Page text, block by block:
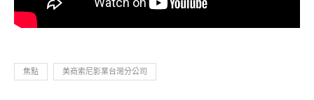
焦點 美商索尼影業台灣分公司